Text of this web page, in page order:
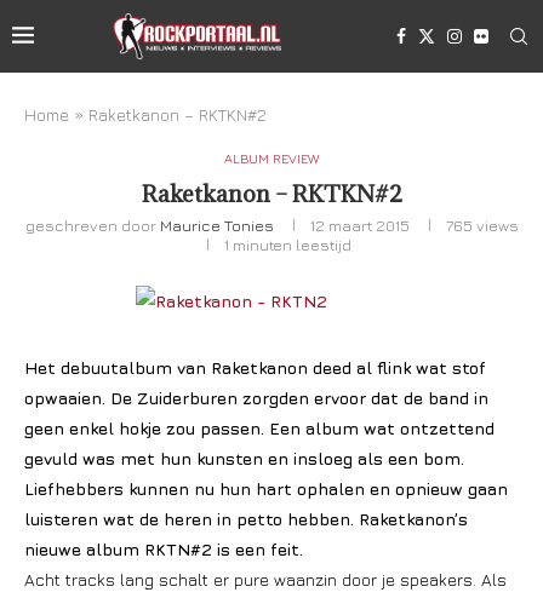
Home » Raketkanon – RKTKN#2
ALBUM REVIEW
Raketkanon – RKTKN#2
geschreven door Maurice Tonies 12 maart 2015 765 views
1 minuten leestijd
Het debuutalbum van Raketkanon deed al flink wat stof
opwaaien. De Zuiderburen zorgden ervoor dat de band in
geen enkel hokje zou passen. Een album wat ontzettend
gevuld was met hun kunsten en insloeg als een bom.
Liefhebbers kunnen nu hun hart ophalen en opnieuw gaan
luisteren wat de heren in petto hebben. Raketkanon’s
nieuwe album RKTN#2 is een feit.
Acht tracks lang schalt er pure waanzin door je speakers. Als